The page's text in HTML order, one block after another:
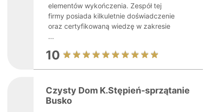
elementów wykończenia. Zespół tej
firmy posiada kilkuletnie doświadczenie
oraz certyfikowaną wiedzę w zakresie
...
10
Czysty Dom K.Stępień-sprzątanie
Busko